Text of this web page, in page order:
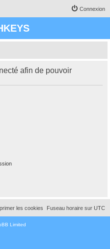
Connexion
afin de pouvoir
Fuseau horaire sur UTC
les cookies
Limited